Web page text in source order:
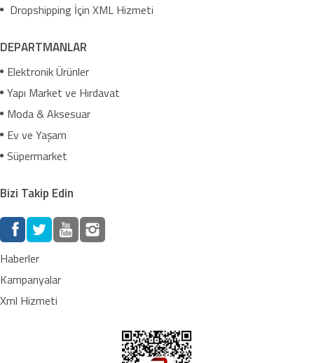
Dropshipping İçin XML Hizmeti
DEPARTMANLAR
Elektronik Ürünler
Yapı Market ve Hırdavat
Moda & Aksesuar
Ev ve Yaşam
Süpermarket
Bizi Takip Edin
Haberler
Kampanyalar
Xml Hizmeti